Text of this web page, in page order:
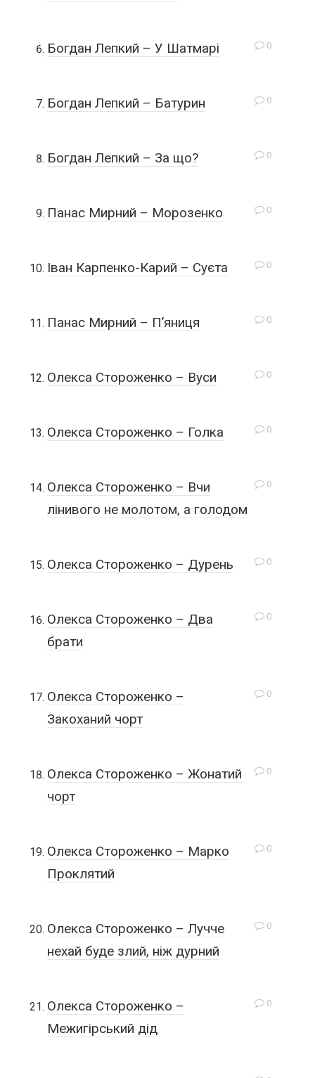
0
Богдан Лепкий – У Шатмарі
0
Богдан Лепкий – Батурин
0
Богдан Лепкий – За що?
0
Панас Мирний – Морозенко
0
Іван Карпенко-Карий – Суєта
0
Панас Мирний – П’яниця
0
Олекса Стороженко – Вуси
0
Олекса Стороженко – Голка
0
Олекса Стороженко – Вчи
лінивого не молотом, а голодом
0
Олекса Стороженко – Дурень
0
Олекса Стороженко – Два
брати
0
Олекса Стороженко –
Закоханий чорт
0
Олекса Стороженко – Жонатий
чорт
0
Олекса Стороженко – Марко
Проклятий
0
Олекса Стороженко – Лучче
нехай буде злий, ніж дурний
0
Олекса Стороженко –
Межигірський дід